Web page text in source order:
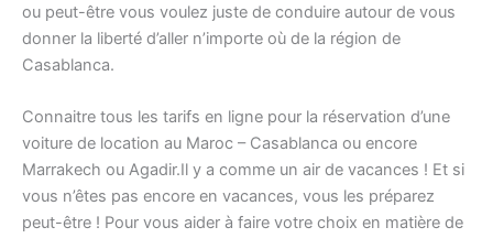
ou peut-être vous voulez juste de conduire autour de vous
donner la liberté d’aller n’importe où de la région de
Casablanca.
Connaitre tous les tarifs en ligne pour la réservation d’une
voiture de location au Maroc – Casablanca ou encore
Marrakech ou Agadir.Il y a comme un air de vacances ! Et si
vous n’êtes pas encore en vacances, vous les préparez
peut-être ! Pour vous aider à faire votre choix en matière de